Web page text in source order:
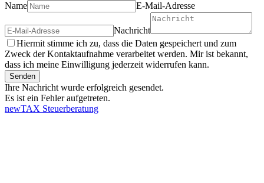
Name E-Mail-Adresse
Nachricht
Hiermit stimme ich zu, dass die Daten gespeichert und zum
Zweck der Kontaktaufnahme verarbeitet werden. Mir ist bekannt,
dass ich meine Einwilligung jederzeit widerrufen kann.
Senden
Ihre Nachricht wurde erfolgreich gesendet.
Es ist ein Fehler aufgetreten.
newTAX Steuerberatung